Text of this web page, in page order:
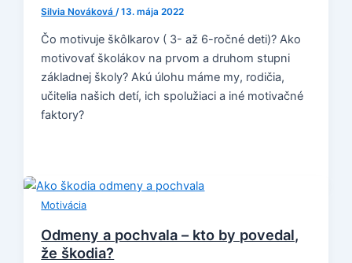
Silvia Nováková/13. mája 2022
Čo motivuje škôlkarov ( 3- až 6-ročné deti)? Ako
motivovať školákov na prvom a druhom stupni
základnej školy? Akú úlohu máme my, rodičia,
učitelia našich detí, ich spolužiaci a iné motivačné
faktory?
Motivácia
Odmeny a pochvala – kto by povedal,
že škodia?